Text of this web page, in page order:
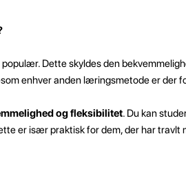
Dette skyldes den
enhver anden læringsmetode er der
og fleksibilitet. Du kan
er især praktisk for dem, der har travlt